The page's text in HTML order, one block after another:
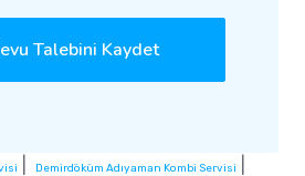
Talebini Kaydet
Demirdöküm Adıyaman Kombi Servisi